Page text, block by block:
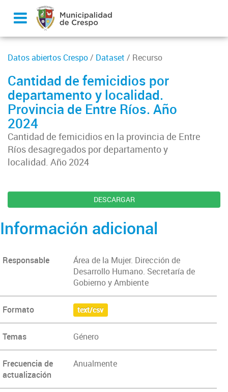
Datos abiertos Crespo/ Dataset / Recurso
Cantidad de femicidios por
departamento y localidad.
Provincia de Entre Ríos. Año
2024
Cantidad de femicidios en la provincia de Entre
Ríos desagregados por departamento y
localidad. Año 2024
DESCARGAR
Información adicional
Responsable
Área de la Mujer. Dirección de
Desarrollo Humano. Secretaría de
Gobierno y Ambiente
Formato text/csv
Temas Género
Frecuencia de
actualización
Anualmente